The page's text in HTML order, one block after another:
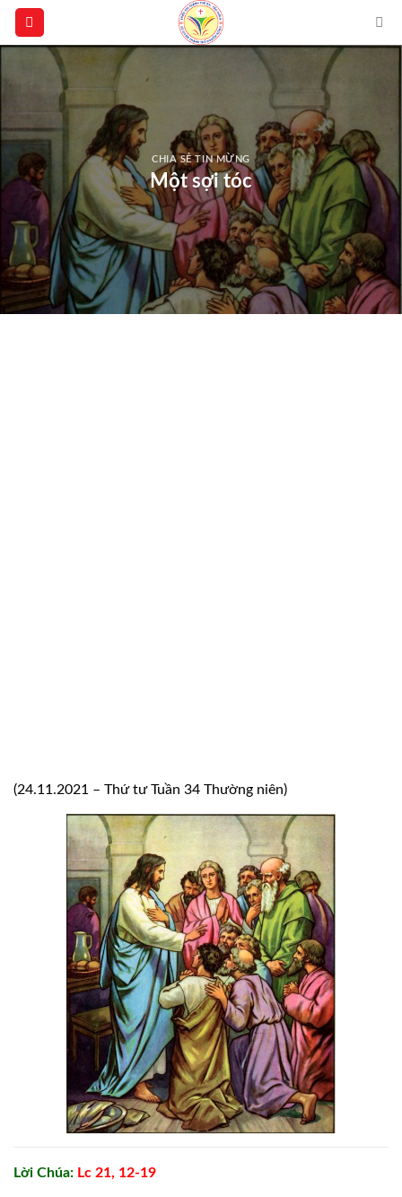
Skip
content
CHIA SẺ TIN MỪNG
Một sợi tóc
(24.11.2021 – Thứ tư Tuần 34 Thường niên)
Lời Chúa: Lc 21, 12-19